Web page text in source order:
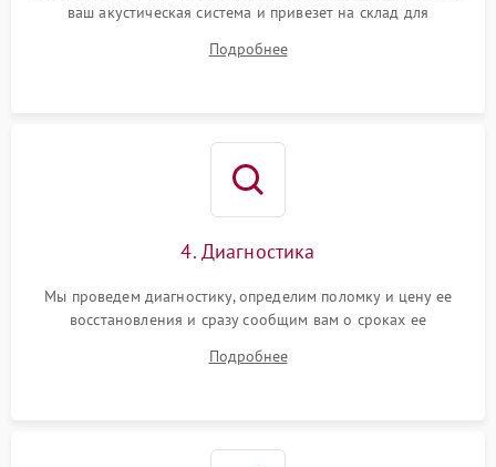
ваш акустическая система и привезет на склад для
Подробнее
4. Диагностика
Мы проведем диагностику, определим поломку и цену ее
восстановления и сразу сообщим вам о сроках ее
Подробнее